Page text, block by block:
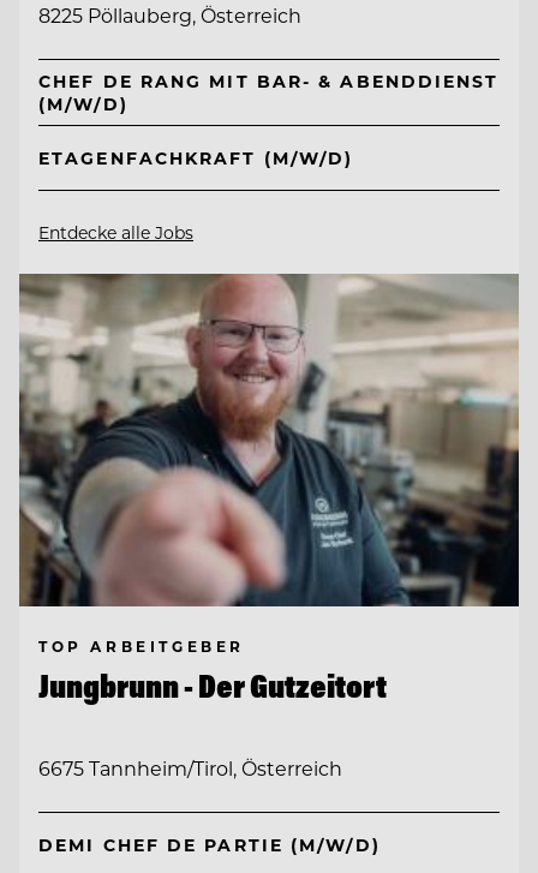
8225 Pöllauberg, Österreich
CHEF DE RANG MIT BAR- & ABENDDIENST
(M/W/D)
ETAGENFACHKRAFT (M/W/D)
Entdecke alle Jobs
TOP ARBEITGEBER
Jungbrunn - Der Gutzeitort
6675 Tannheim/Tirol, Österreich
DEMI CHEF DE PARTIE (M/W/D)